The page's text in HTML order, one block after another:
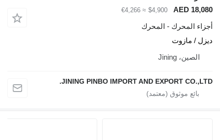
AED 18,080
$4,900
≈ €4,266
أجزاء المحرك - المحرك
ديزل / مازوت
الصين، Jining
JINING PINBO IMPORT AND EXPORT CO.,LTD.